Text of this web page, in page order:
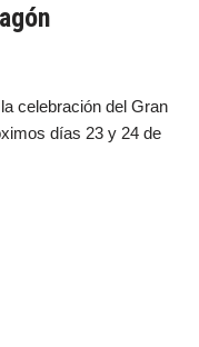
celebración del Gran
días 23 y 24 de